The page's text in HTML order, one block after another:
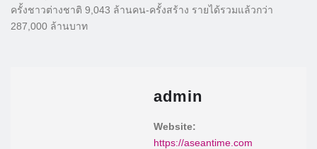
ครั้งชาวต่างชาติ 9,043 ล้านคน-ครั้งสร้าง รายได้รวมแล้วกว่า
287,000 ล้านบาท
admin
Website:
https://aseantime.com